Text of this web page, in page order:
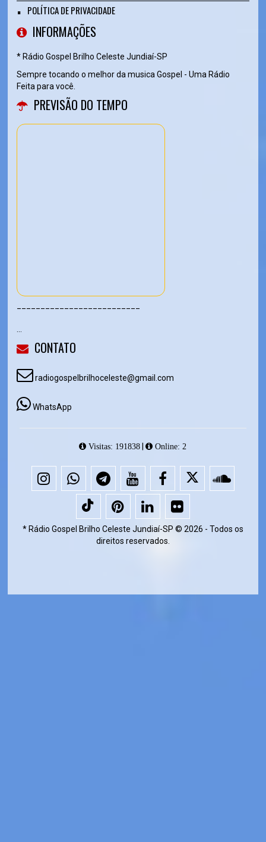
POLÍTICA DE PRIVACIDADE
INFORMAÇÕES
* Rádio Gospel Brilho Celeste Jundiaí-SP
Sempre tocando o melhor da musica Gospel - Uma Rádio
Feita para você.
PREVISÃO DO TEMPO
CONTATO
radiogospelbrilhoceleste@gmail.com
WhatsApp
Visitas: 191838 | Online: 2
* Rádio Gospel Brilho Celeste Jundiaí-SP © 2026 - Todos os
direitos reservados.